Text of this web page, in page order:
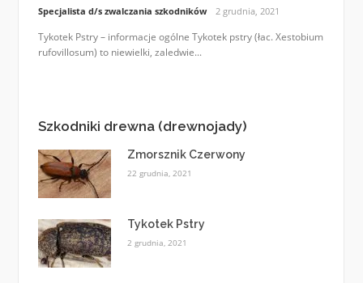
Specjalista d/s zwalczania szkodników 2 grudnia, 2021
Tykotek Pstry – informacje ogólne Tykotek pstry (łac. Xestobium
rufovillosum) to niewielki, zaledwie...
Szkodniki drewna (drewnojady)
Zmorsznik Czerwony
22 grudnia, 2021
Tykotek Pstry
2 grudnia, 2021